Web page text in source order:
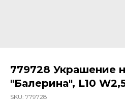
779728 Украшение
"Балерина", L10
SKU: 779728